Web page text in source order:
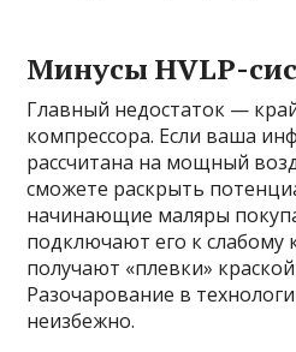
Минусы HVLP-
Главный недостаток —
компрессора. Если ваша
рассчитана на мощный
сможете раскрыть
начинающие маляры
подключают его к слабому
получают «плевки»
Разочарование в
неизбежно.